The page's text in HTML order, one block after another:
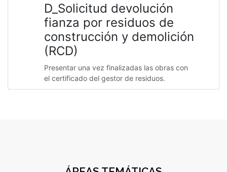
D_Solicitud devolución
fianza por residuos de
construcción y demolición
(RCD)
Presentar una vez finalizadas las obras con
el certificado del gestor de residuos.